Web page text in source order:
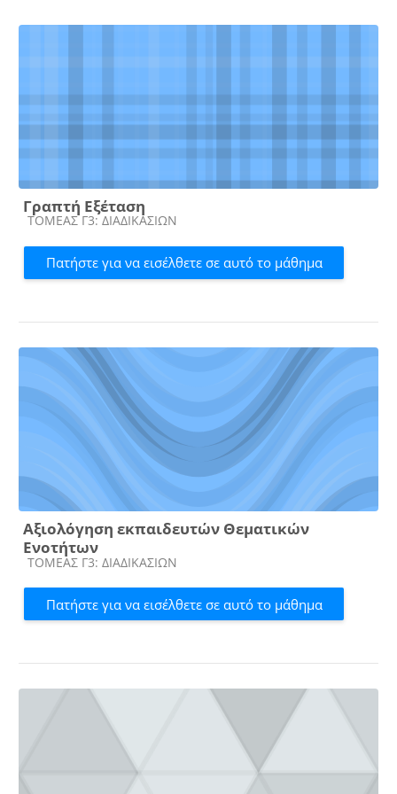
Γραπτή Εξέταση
Κατηγορία μαθήματος
ΤΟΜΕΑΣ Γ3: ΔΙΑΔΙΚΑΣΙΩΝ
Πατήστε για να εισέλθετε σε αυτό το μάθημα
Αξιολόγηση εκπαιδευτών Θεματικών
Ενοτήτων
Κατηγορία μαθήματος
ΤΟΜΕΑΣ Γ3: ΔΙΑΔΙΚΑΣΙΩΝ
Πατήστε για να εισέλθετε σε αυτό το μάθημα